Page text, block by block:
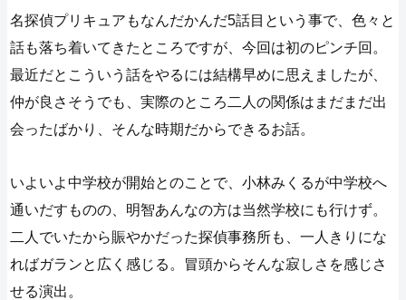
名探偵プリキュアもなんだかんだ5話目という事で、色々と
話も落ち着いてきたところですが、今回は初のピンチ回。
最近だとこういう話をやるには結構早めに思えましたが、
仲が良さそうでも、実際のところ二人の関係はまだまだ出
会ったばかり、そんな時期だからできるお話。
いよいよ中学校が開始とのことで、小林みくるが中学校へ
通いだすものの、明智あんなの方は当然学校にも行けず。
二人でいたから賑やかだった探偵事務所も、一人きりにな
ればガランと広く感じる。冒頭からそんな寂しさを感じさ
せる演出。